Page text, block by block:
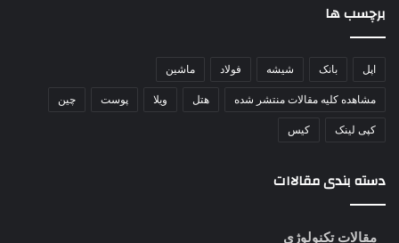
برچسب ها
اپل بانک شیشه فولاد ماشین
مشاهده کلیه مقالات منتشر شده هتل ویلا پوست چین
کپی لینک کیس
دسته بندی مقالاات
مقالات تکنولوژی